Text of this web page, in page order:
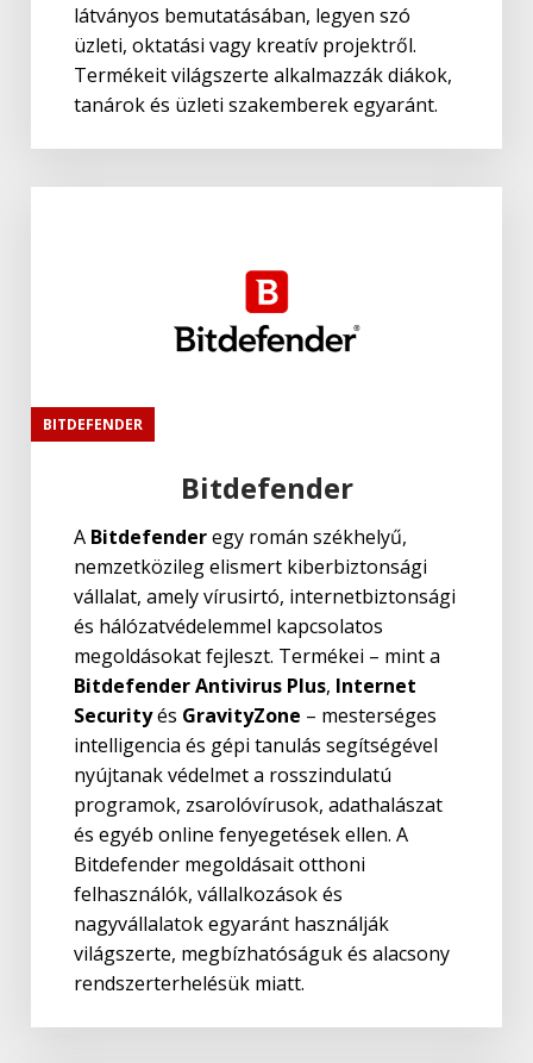
látványos bemutatásában, legyen szó
üzleti, oktatási vagy kreatív projektről.
Termékeit világszerte alkalmazzák diákok,
tanárok és üzleti szakemberek egyaránt.
BITDEFENDER
Bitdefender
A Bitdefenderegy román székhelyű,
nemzetközileg elismert kiberbiztonsági
vállalat, amely vírusirtó, internetbiztonsági
és hálózatvédelemmel kapcsolatos
megoldásokat fejleszt. Termékei – mint a
Bitdefender Antivirus Plus, Internet
Securityés GravityZone – mesterséges
intelligencia és gépi tanulás segítségével
nyújtanak védelmet a rosszindulatú
programok, zsarolóvírusok, adathalászat
és egyéb online fenyegetések ellen. A
Bitdefender megoldásait otthoni
felhasználók, vállalkozások és
nagyvállalatok egyaránt használják
világszerte, megbízhatóságuk és alacsony
rendszerterhelésük miatt.